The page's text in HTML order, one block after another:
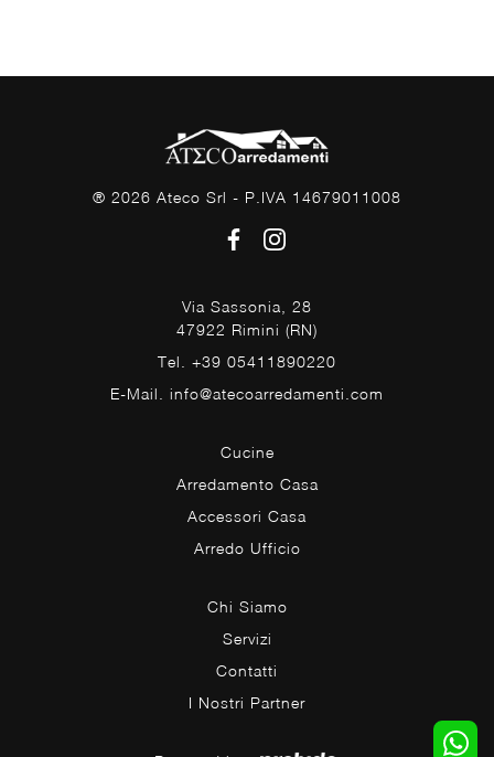
® 2026 Ateco Srl - P.IVA 14679011008
Via Sassonia, 28
47922 Rimini (RN)
Tel. +39 05411890220
E-Mail. info@atecoarredamenti.com
Cucine
Arredamento Casa
Accessori Casa
Arredo Ufficio
Chi Siamo
Servizi
Contatti
I Nostri Partner